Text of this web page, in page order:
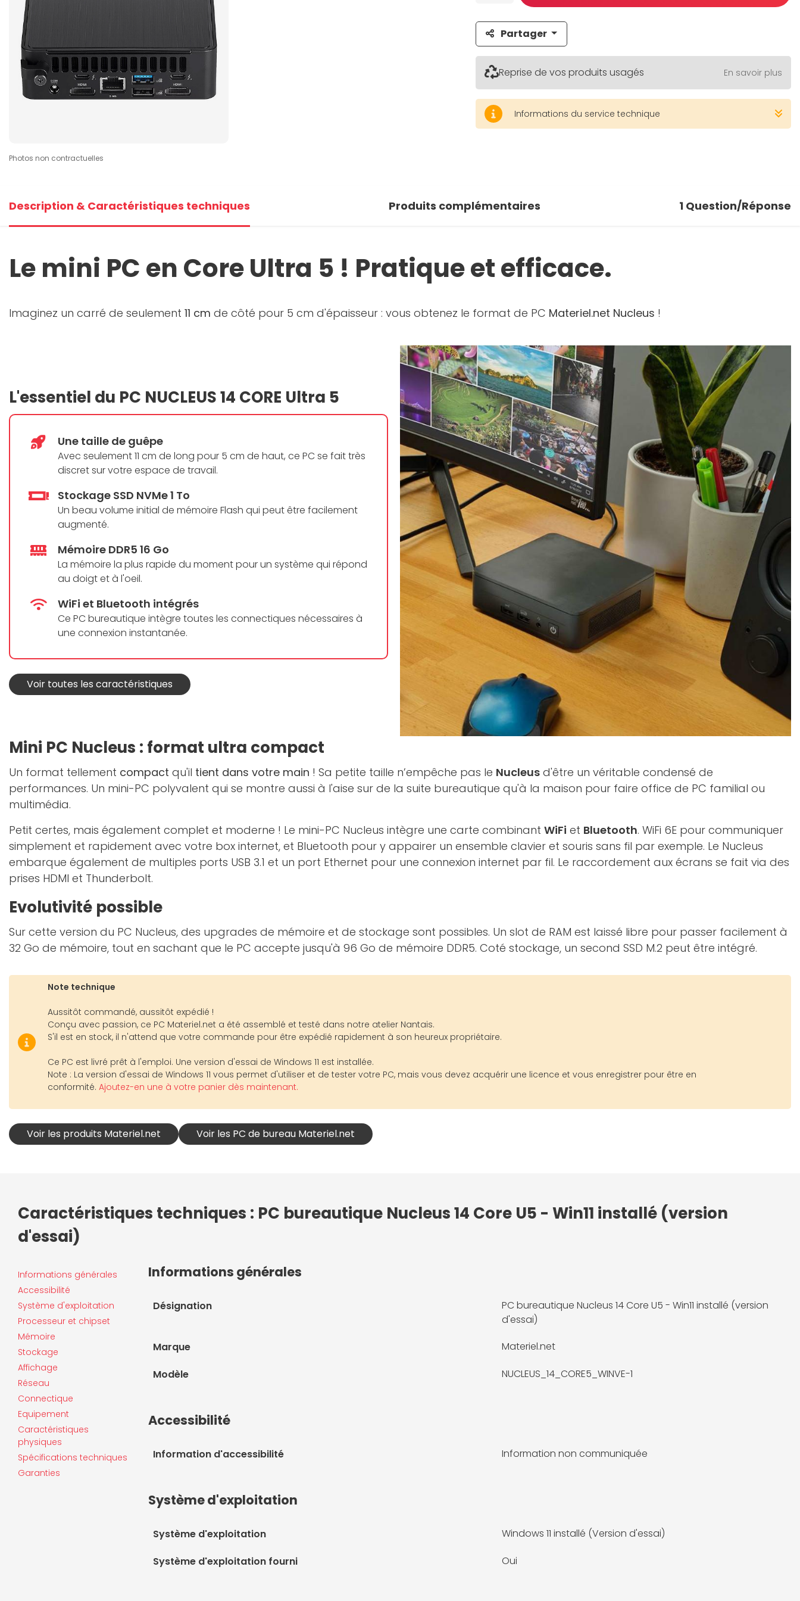
Photos non contractuelles
Partager
Reprise de vos produits usagés En savoir plus
Informations du service technique
Description & Caractéristiques techniques Produits complémentaires 1 Question/Réponse
Le mini PC en Core Ultra 5 ! Pratique et efficace.
Imaginez un carré de seulement 11 cm de côté pour 5 cm d'épaisseur : vous obtenez le format de PC Materiel.net Nucleus !
L'essentiel du PC NUCLEUS 14 CORE Ultra 5
Une taille de guêpe
Avec seulement 11 cm de long pour 5 cm de haut, ce PC se fait très
discret sur votre espace de travail.
Stockage SSD NVMe 1 To
Un beau volume initial de mémoire Flash qui peut être facilement
augmenté.
Mémoire DDR5 16 Go
La mémoire la plus rapide du moment pour un système qui répond
au doigt et à l'oeil.
WiFi et Bluetooth intégrés
Ce PC bureautique intègre toutes les connectiques nécessaires à
une connexion instantanée.
Voir toutes les caractéristiques
Mini PC Nucleus : format ultra compact
Un format tellement compact qu'il tient dans votre main ! Sa petite taille n’empêche pas le Nucleus d'être un véritable condensé de
performances. Un mini-PC polyvalent qui se montre aussi à l'aise sur de la suite bureautique qu'à la maison pour faire office de PC familial ou
multimédia.
Petit certes, mais également complet et moderne ! Le mini-PC Nucleus intègre une carte combinant WiFi et Bluetooth. WiFi 6E pour communiquer
simplement et rapidement avec votre box internet, et Bluetooth pour y appairer un ensemble clavier et souris sans fil par exemple. Le Nucleus
embarque également de multiples ports USB 3.1 et un port Ethernet pour une connexion internet par fil. Le raccordement aux écrans se fait via des
prises HDMI et Thunderbolt.
Evolutivité possible
Sur cette version du PC Nucleus, des upgrades de mémoire et de stockage sont possibles. Un slot de RAM est laissé libre pour passer facilement à
32 Go de mémoire, tout en sachant que le PC accepte jusqu'à 96 Go de mémoire DDR5. Coté stockage, un second SSD M.2 peut être intégré.
Note technique
Aussitôt commandé, aussitôt expédié !
Conçu avec passion, ce PC Materiel.net a été assemblé et testé dans notre atelier Nantais.
S'il est en stock, il n'attend que votre commande pour être expédié rapidement à son heureux propriétaire.
Ce PC est livré prêt à l'emploi. Une version d'essai de Windows 11 est installée.
Note : La version d'essai de Windows 11 vous permet d'utiliser et de tester votre PC, mais vous devez acquérir une licence et vous enregistrer pour être en
conformité. Ajoutez-en une à votre panier dès maintenant.
Voir les produits Materiel.net Voir les PC de bureau Materiel.net
Caractéristiques techniques : PC bureautique Nucleus 14 Core U5 - Win11 installé (version
d'essai)
Informations générales
Accessibilité
Système d'exploitation
Processeur et chipset
Mémoire
Stockage
Affichage
Réseau
Connectique
Equipement
Caractéristiques
physiques
Spécifications techniques
Garanties
Informations générales
Désignation
PC bureautique Nucleus 14 Core U5 - Win11 installé (version
d'essai)
Marque
Materiel.net
Modèle NUCLEUS_14_CORE5_WINVE-1
Accessibilité
Information d'accessibilité Information non communiquée
Système d'exploitation
Système d'exploitation Windows 11 installé (Version d'essai)
Système d'exploitation fourni Oui